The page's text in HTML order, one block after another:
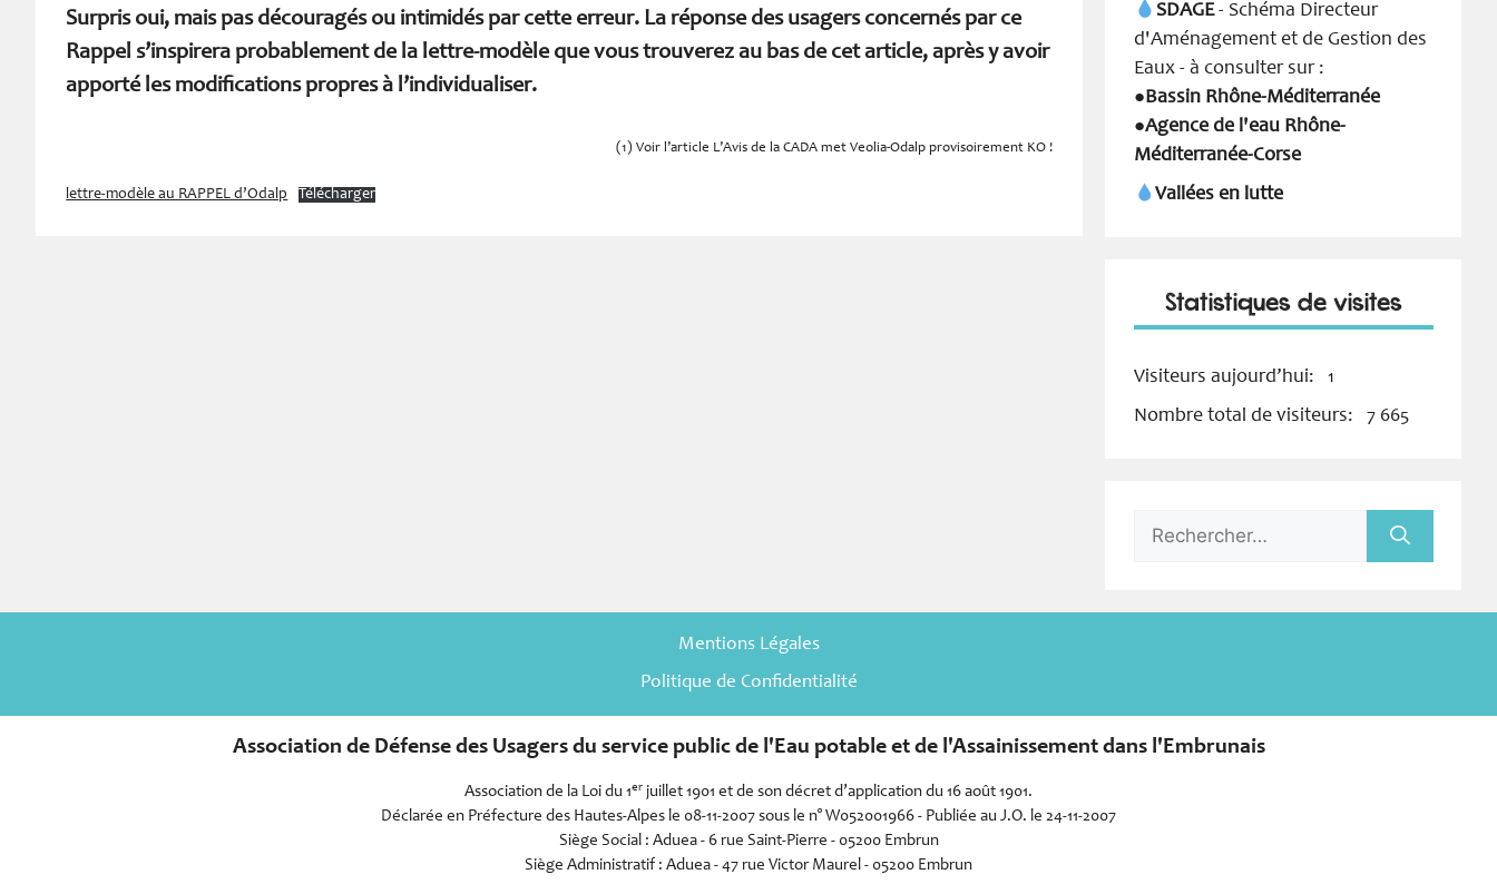
Surpris oui, mais pas découragés ou intimidés par cette erreur. La réponse des usagers concernés par ce
Rappel s’inspirera probablement de la lettre-modèle que vous trouverez au bas de cet article, après y avoir
apporté les modifications propres à l’individualiser.
(1) Voir l’article L’Avis de la CADA met Veolia-Odalp provisoirement KO !
lettre-modèle au RAPPEL d’Odalp Télécharger
SDAGE- Schéma Directeur
d'Aménagement et de Gestion des
Eaux - à consulter sur :
●Bassin Rhône-Méditerranée
●Agence de l'eau Rhône-
Méditerranée-Corse
Vallées en lutte
Statistiques de visites
Visiteurs aujourd’hui: 1
Nombre total de visiteurs: 7 665
Rechercher :
Mentions Légales
Politique de Confidentialité
Association de Défense des Usagers du service public de l'Eau potable et de l'Assainissement dans l'Embrunais
Association de la Loi du 1er juillet 1901 et de son décret d’application du 16 août 1901.
Déclarée en Préfecture des Hautes-Alpes le 08-11-2007 sous le n° W052001966 - Publiée au J.O. le 24-11-2007
Siège Social : Aduea - 6 rue Saint-Pierre - 05200 Embrun
Siège Administratif : Aduea - 47 rue Victor Maurel - 05200 Embrun